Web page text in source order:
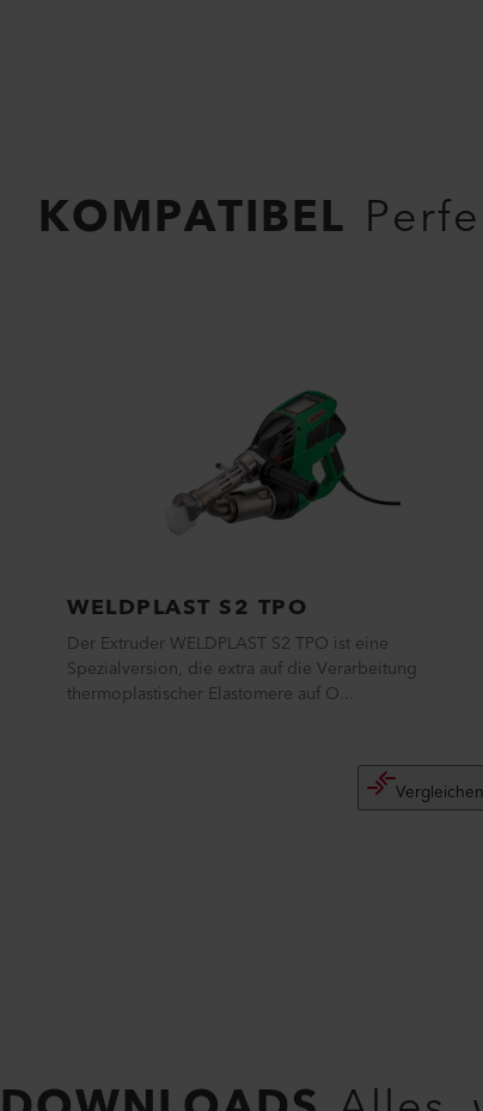
KOMPATIBEL
WELDPLAST S2 TPO
Der Extruder WELDPLAST S2 TPO ist eine
Spezialversion, die extra auf die Verarbeitung
thermoplastischer Elastomere auf O...
Vergleichen